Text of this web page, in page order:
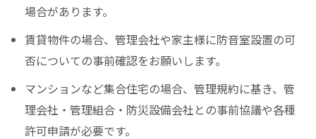
場合があります。
賃貸物件の場合、管理会社や家主様に防音室設置の可
否についての事前確認をお願いします。
マンションなど集合住宅の場合、管理規約に基き、管
理会社・管理組合・防災設備会社との事前協議や各種
許可申請が必要です。